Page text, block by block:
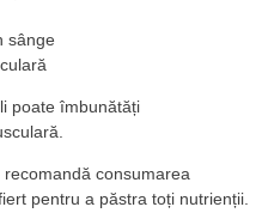
sânge
poate îmbunătăți
consumarea
pentru a păstra toți nutrienții.